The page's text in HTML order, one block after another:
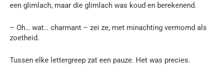
een glimlach, maar die glimlach was koud en berekenend.
– Oh… wat… charmant – zei ze, met minachting vermomd als
zoetheid.
Tussen elke lettergreep zat een pauze. Het was precies.